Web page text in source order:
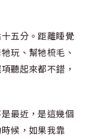
五分。距離睡覺
玩、幫牠梳毛、
聽起來都不錯，
最近，是這幾個
候，如果我靠